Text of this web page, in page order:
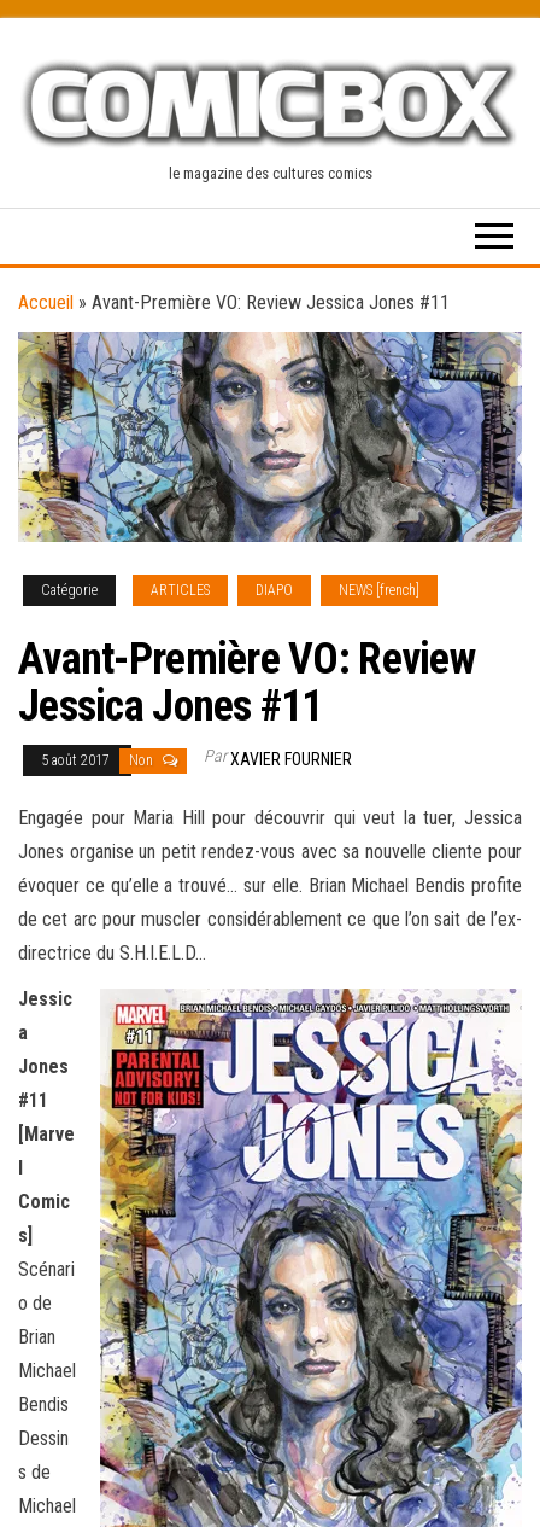
content
le magazine des cultures comics
Accueil » Avant-Première VO: Review Jessica Jones #11
Catégorie ARTICLES DIAPO NEWS [french]
Avant-Première VO: Review
Jessica Jones #11
5 août 2017 Non ParXAVIER FOURNIER
Engagée pour Maria Hill pour découvrir qui veut la tuer, Jessica
Jones organise un petit rendez-vous avec sa nouvelle cliente pour
évoquer ce qu’elle a trouvé… sur elle. Brian Michael Bendis profite
de cet arc pour muscler considérablement ce que l’on sait de l’ex-
directrice du S.H.I.E.L.D…
Jessic
a
Jones
#11
[Marve
l
Comic
s]
Scénari
o de
Brian
Michael
Bendis
Dessin
s de
Michael